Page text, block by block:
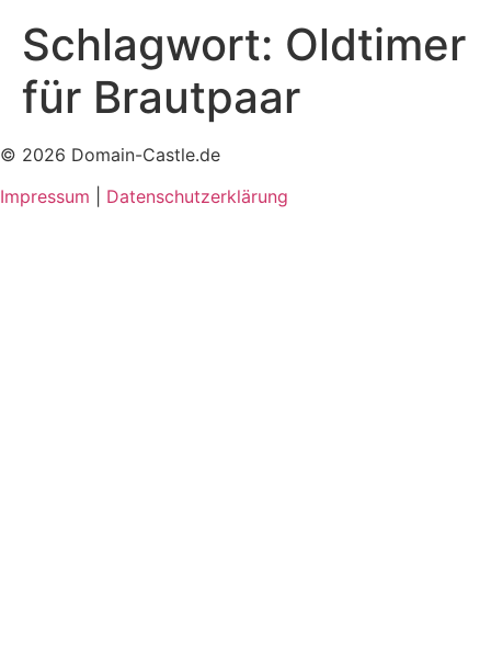
Schlagwort: Oldtimer
für Brautpaar
© 2026 Domain-Castle.de
Impressum
Datenschutzerklärung